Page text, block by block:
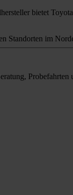
bietet
Standorten im
Probefahrten